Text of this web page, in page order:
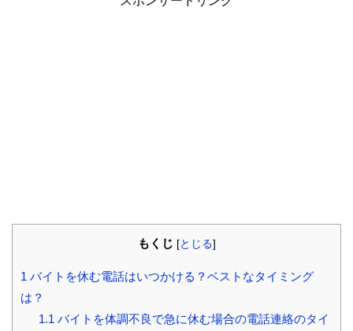
もくじ [とじる]
1 バイトを休む電話はいつかける？ベストなタイミング
は？
1.1バイトを体調不良で急に休む場合の電話連絡のタイ